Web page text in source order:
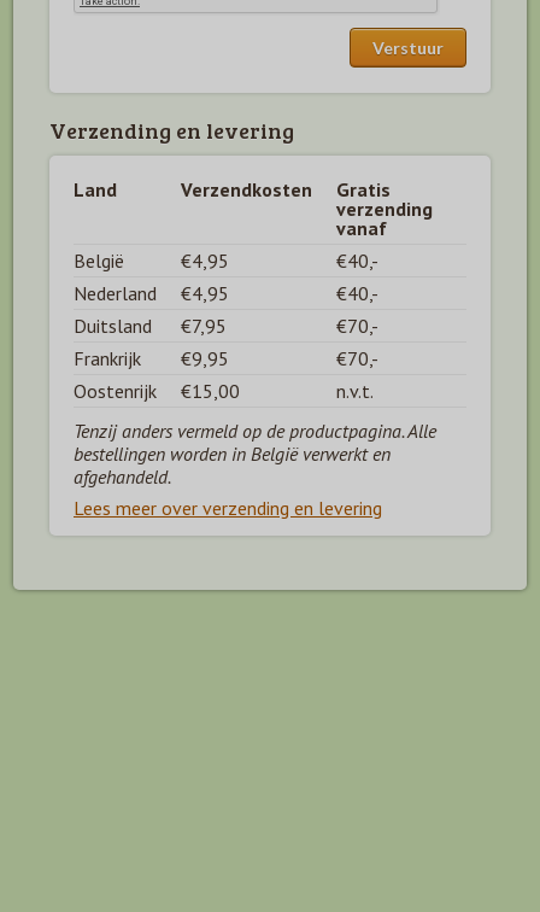
Verzending en levering
Land Verzendkosten
Gratis
verzending
vanaf
België
€4,95
€40,-
Nederland
€4,95
€40,-
Duitsland
€7,95
€70,-
Frankrijk
€9,95
€70,-
Oostenrijk
€15,00
n.v.t.
Tenzij anders vermeld op de productpagina. Alle
bestellingen worden in België verwerkt en
afgehandeld.
Lees meer over verzending en levering